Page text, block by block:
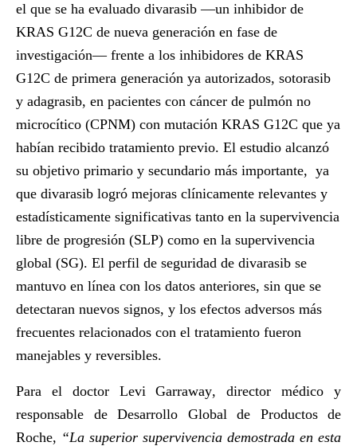
el que se ha evaluado divarasib —un inhibidor de
KRAS G12C de nueva generación en fase de
investigación— frente a los inhibidores de KRAS
G12C de primera generación ya autorizados, sotorasib
y adagrasib, en pacientes con cáncer de pulmón no
microcítico (CPNM) con mutación KRAS G12C que ya
habían recibido tratamiento previo. El estudio alcanzó
su objetivo primario y secundario más importante, ya
que divarasib logró mejoras clínicamente relevantes y
estadísticamente significativas tanto en la supervivencia
libre de progresión (SLP) como en la supervivencia
global (SG). El perfil de seguridad de divarasib se
mantuvo en línea con los datos anteriores, sin que se
detectaran nuevos signos, y los efectos adversos más
frecuentes relacionados con el tratamiento fueron
manejables y reversibles.
Para el doctor Levi Garraway, director médico y
responsable de Desarrollo Global de Productos de
Roche, “La superior supervivencia demostrada en esta